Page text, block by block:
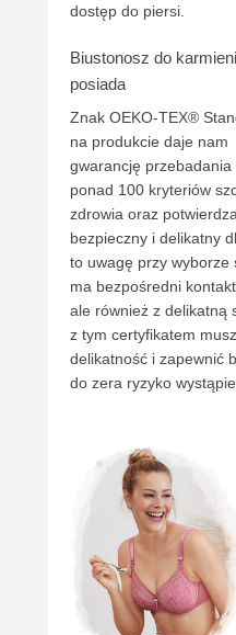
dostęp do piersi.
Biustonosz do
posiada
Znak OEKO-TEX®
na produkcie daje nam
gwarancję
ponad 100 kryteriów
zdrowia oraz
bezpieczny i delikatny
to uwagę przy wyborze
ma bezpośredni
ale również z delikatną
z tym certyfikatem
delikatność i zapewnić
do zera ryzyko